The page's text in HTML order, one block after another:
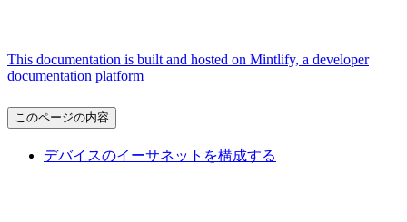
This documentation is built and hosted on Mintlify, a developer
documentation platform
このページの内容
デバイスのイーサネットを構成する